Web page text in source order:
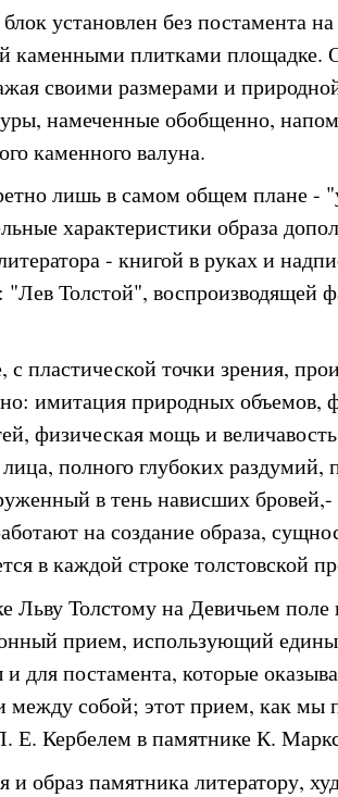
установлен без постамента
каменными плитками площадке.
своими размерами и
намеченные обобщенно,
каменного валуна.
лишь в самом общем плане -
характеристики образа
- книгой в руках и
Толстой", воспроизводящей
пластической точки зрения,
имитация природных объемов,
физическая мощь и
полного глубоких раздумий,
в тень нависших бровей,-
на создание образа,
в каждой строке толстовской
Льву Толстому на Девичьем поле
прием, использующий
и для постамента, которые
между собой; этот прием, как
Е. Кербелем в памятнике К.
и образ памятника литератору,